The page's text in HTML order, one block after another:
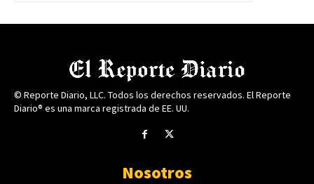
© Reporte Diario, LLC. Todos los derechos reservados. El Reporte
Diario® es una marca registrada de EE. UU.
Nosotros